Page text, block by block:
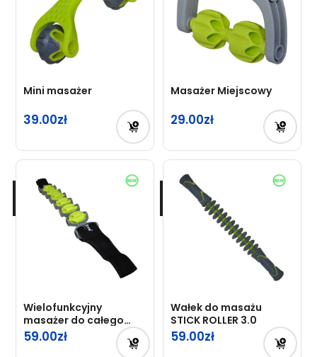
Mini masażer
39.00
Masażer Miejscowy
29.00
Wielofunkcyjny
masażer do całego
ciała
59.00
Wałek do masażu
STICK ROLLER 3.0
59.00